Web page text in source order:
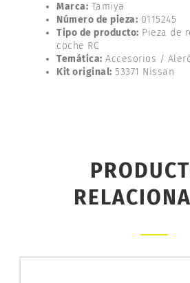
Marca: Tamiya
Número de pieza: 0115245
Tipo de producto: Pieza de
coche RC
Temática: Accesorios /
Kit original: 53371 Nissan